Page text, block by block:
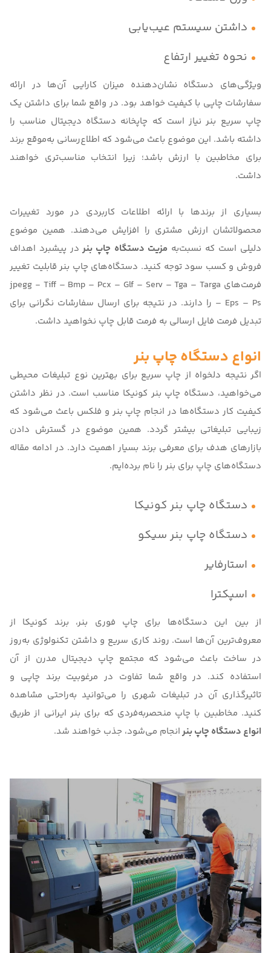
داشتن سیستم عیب‌یابی
نحوه تغییر ارتفاع
ویژگی‌های دستگاه نشان‌دهنده میزان کارایی آن‌ها در ارائه
سفارشات چاپی با کیفیت خواهد بود. در واقع شما برای داشتن یک
چاپ سریع بنر نیاز است که چاپخانه دستگاه دیجیتال مناسب را
داشته باشد. این موضوع باعث می‌شود که اطلاع‌رسانی به‌موقع برند
برای مخاطبین با ارزش باشد؛ زیرا انتخاب مناسب‌تری خواهند
داشت.
بسیاری از برندها با ارائه اطلاعات کاربردی در مورد تغییرات
محصولاتشان ارزش مشتری را افزایش می‌دهند. همین موضوع
دلیلی است که نسبت‌به مزیت دستگاه چاپ بنر در پیشبرد اهداف
فروش و کسب سود توجه کنید. دستگاه‌های چاپ بنر قابلیت تغییر
فرمت‌های jpegg - Tiff – Bmp – Pcx – Glf – Serv – Tga – Targa
– Eps – Ps را دارند. در نتیجه برای ارسال سفارشات نگرانی برای
تبدیل فرمت فایل ارسالی به فرمت قابل چاپ نخواهید داشت.
انواع دستگاه چاپ بنر
اگر نتیجه دلخواه از چاپ سریع برای بهترین نوع تبلیغات محیطی
می‌خواهید، دستگاه چاپ بنر کونیکا مناسب است. در نظر داشتن
کیفیت کار دستگاه‌ها در انجام چاپ بنر و فلکس باعث می‌شود که
زیبایی تبلیغاتی بیشتر گردد. همین موضوع در گسترش دادن
بازارهای هدف برای معرفی برند بسیار اهمیت دارد. در ادامه مقاله
دستگاه‌های چاپ برای بنر را نام برده‌ایم.
دستگاه چاپ بنر کونیکا
دستگاه چاپ بنر سیکو
استارفایر
اسپکترا
از بین این دستگاه‌ها برای چاپ فوری بنر، برند کونیکا از
معروف‌ترین آن‌ها است. روند کاری سریع و داشتن تکنولوژی به‌روز
در ساخت باعث می‌شود که مجتمع چاپ دیجیتال مدرن از آن
استفاده کند. در واقع شما تفاوت در مرغوبیت برند چاپی و
تاثیرگذاری آن در تبلیغات شهری را می‌توانید به‌راحتی مشاهده
کنید. مخاطبین با چاپ منحصربه‌فردی که برای بنر ایرانی از طریق
انواع دستگاه چاپ بنرانجام می‌شود، جذب خواهند شد.